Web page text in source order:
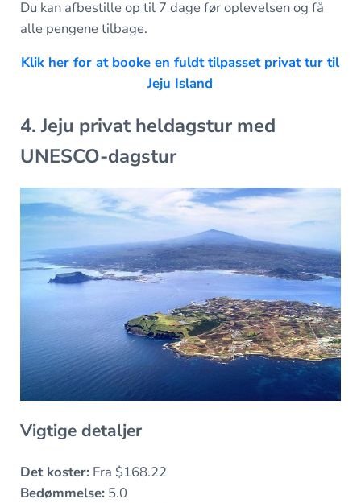
Du kan afbestille op til 7 dage før oplevelsen og få
alle pengene tilbage.
Klik her for at booke en fuldt tilpasset privat tur til
Jeju Island
4. Jeju privat heldagstur med
UNESCO-dagstur
Vigtige detaljer
Det koster:Fra $168.22
Bedømmelse:5.0